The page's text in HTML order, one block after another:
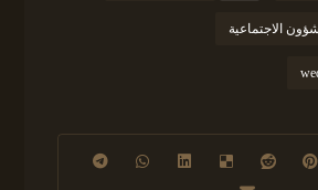
الاجتماعية